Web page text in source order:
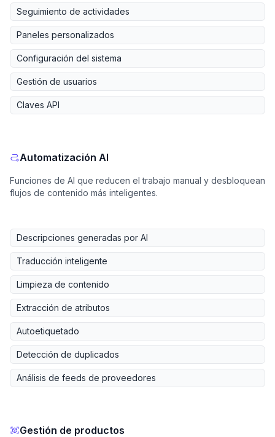
Seguimiento de actividades
Paneles personalizados
Configuración del sistema
Gestión de usuarios
Claves API
Automatización AI
Funciones de AI que reducen el trabajo manual y desbloquean
flujos de contenido más inteligentes.
Descripciones generadas por AI
Traducción inteligente
Limpieza de contenido
Extracción de atributos
Autoetiquetado
Detección de duplicados
Análisis de feeds de proveedores
Gestión de productos